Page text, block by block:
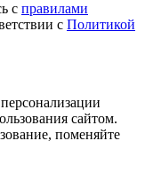
с правилами
с Политикой
сайтом.
поменяйте